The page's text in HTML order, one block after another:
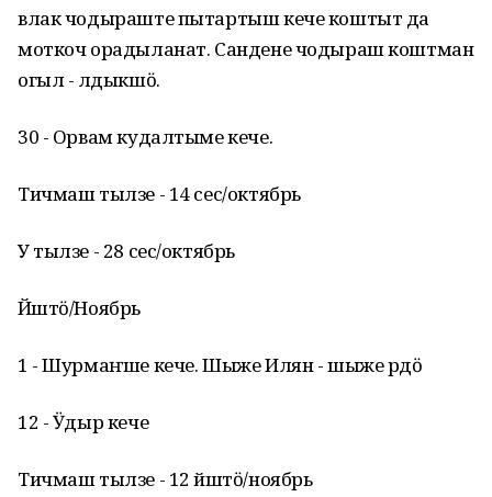
влак чодыраште пытартыш кече коштыт да
моткоч орадыланат. Сандене чодыраш коштман
огыл - лӱдыкшӧ.
30 - Орвам кудалтыме кече.
Тичмаш тылзе - 14 сес/октябрь
У тылзе - 28 сес/октябрь
Йӱштӧ/Ноябрь
1 - Шурмаҥше кече. Шыже Илян - шыже рӱдӧ
12 - Ӱдыр кече
Тичмаш тылзе - 12 йӱштӧ/ноябрь